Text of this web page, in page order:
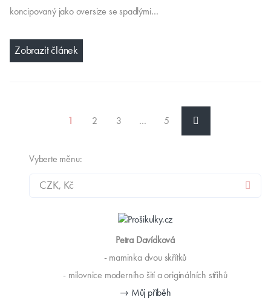
koncipovaný jako oversize se spadlými…
Zobrazit článek
1 2 3 … 5
Vyberte měnu:
Petra Davídková
- maminka dvou skřítků
- milovnice moderního šití a originálních střihů
→ Můj příběh